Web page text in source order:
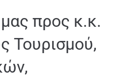
προς κ.κ.
Τουρισμού,